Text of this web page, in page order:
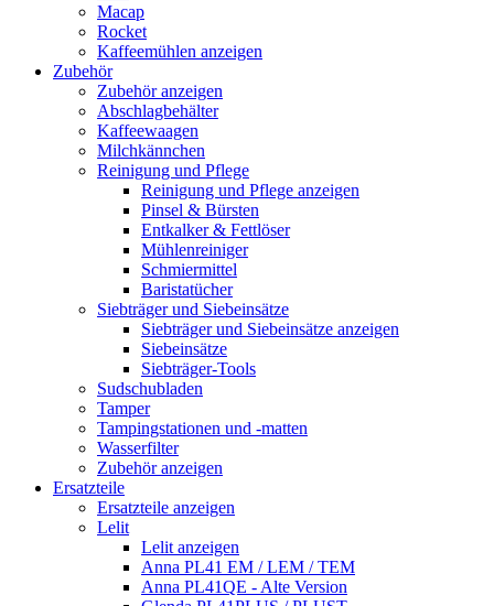
Macap
Rocket
Kaffeemühlen anzeigen
Zubehör
Zubehör anzeigen
Abschlagbehälter
Kaffeewaagen
Milchkännchen
Reinigung und Pflege
Reinigung und Pflege anzeigen
Pinsel & Bürsten
Entkalker & Fettlöser
Mühlenreiniger
Schmiermittel
Baristatücher
Siebträger und Siebeinsätze
Siebträger und Siebeinsätze anzeigen
Siebeinsätze
Siebträger-Tools
Sudschubladen
Tamper
Tampingstationen und -matten
Wasserfilter
Zubehör anzeigen
Ersatzteile
Ersatzteile anzeigen
Lelit
Lelit anzeigen
Anna PL41 EM / LEM / TEM
Anna PL41QE - Alte Version